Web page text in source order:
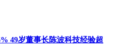
49岁董事长陈波科技经验超